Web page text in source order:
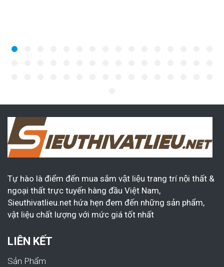
Tự hào là điểm đến mua sắm vật liệu trang trí nội thất &
ngoại thất trực tuyến hàng đầu Việt Nam,
Sieuthivatlieu.net hứa hẹn đem đến những sản phẩm,
vật liệu chất lượng với mức giá tốt nhất
LIÊN KẾT
Sản Phẩm